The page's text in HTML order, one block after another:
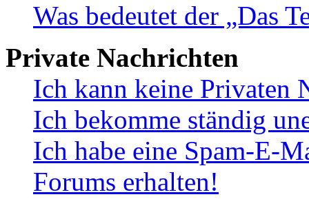
Was bedeutet der „Das
Private Nachrichten
Ich kann keine Privaten
Ich bekomme ständig
Ich habe eine Spam-E-
Forums erhalten!